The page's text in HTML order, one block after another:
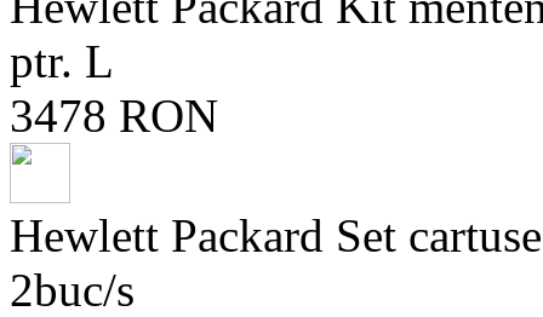
ptr. L
3478 RON
Hewlett Packard Set
2buc/s